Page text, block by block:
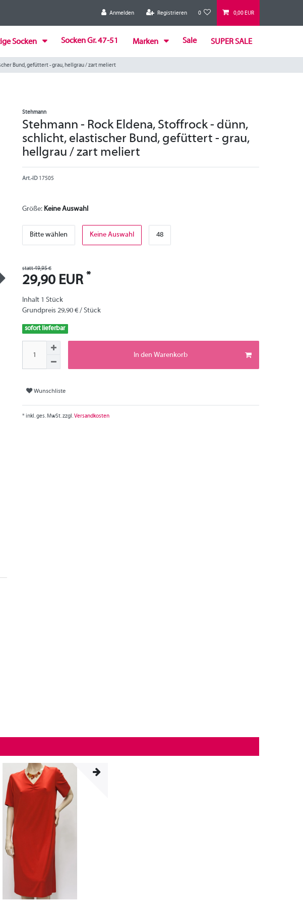
Anmelden Registrieren 0 0,00 EUR
Socken Socken Gr. 47-51 Marken Sale SUPER SALE
Bund, gefüttert - grau, hellgrau / zart meliert
Stehmann
Stehmann - Rock Eldena, Stoffrock - dünn,
schlicht, elastischer Bund, gefüttert - grau,
hellgrau / zart meliert
Art.-ID 17505
Größe: Keine Auswahl
Bitte wählen Keine Auswahl 48
statt 49,95 €
29,90 EUR *
Inhalt 1 Stück
Grundpreis 29,90 € / Stück
sofort lieferbar
In den Warenkorb
Wunschliste
* inkl. ges. MwSt. zzgl.Versandkosten